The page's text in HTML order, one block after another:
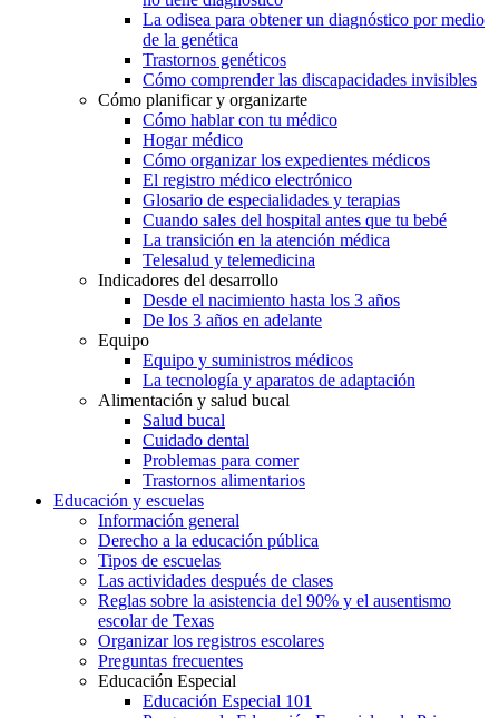
La odisea para obtener un diagnóstico por medio
de la genética
Trastornos genéticos
Cómo comprender las discapacidades invisibles
Cómo planificar y organizarte
Cómo hablar con tu médico
Hogar médico
Cómo organizar los expedientes médicos
El registro médico electrónico
Glosario de especialidades y terapias
Cuando sales del hospital antes que tu bebé
La transición en la atención médica
Telesalud y telemedicina
Indicadores del desarrollo
Desde el nacimiento hasta los 3 años
De los 3 años en adelante
Equipo
Equipo y suministros médicos
La tecnología y aparatos de adaptación
Alimentación y salud bucal
Salud bucal
Cuidado dental
Problemas para comer
Trastornos alimentarios
Educación y escuelas
Información general
Derecho a la educación pública
Tipos de escuelas
Las actividades después de clases
Reglas sobre la asistencia del 90% y el ausentismo
escolar de Texas
Organizar los registros escolares
Preguntas frecuentes
Educación Especial
Educación Especial 101